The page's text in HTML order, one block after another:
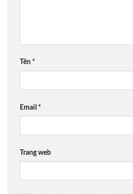
Tên *
Email *
Trang web